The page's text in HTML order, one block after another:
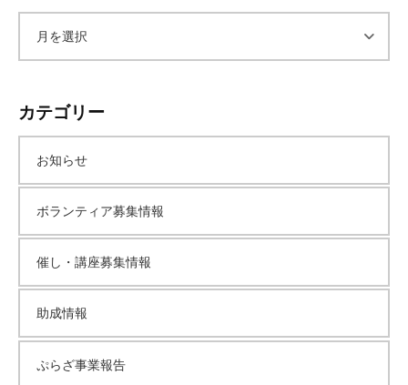
カ
イ
ブ
カテゴリー
お知らせ
ボランティア募集情報
催し・講座募集情報
助成情報
ぷらざ事業報告